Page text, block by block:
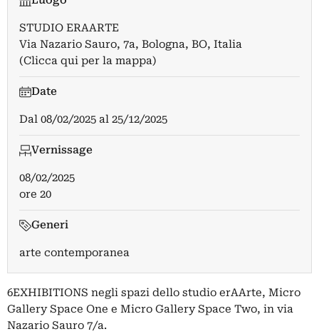
STUDIO ERAARTE
Via Nazario Sauro, 7a, Bologna, BO, Italia
(Clicca qui per la mappa)
Date
Dal 08/02/2025 al 25/12/2025
Vernissage
08/02/2025
ore 20
Generi
arte contemporanea
6EXHIBITIONS negli spazi dello studio erAArte, Micro
Gallery Space One e Micro Gallery Space Two, in via
Nazario Sauro 7/a.